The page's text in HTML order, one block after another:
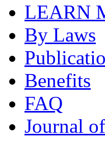
LEARN
By Laws
Benefits
FAQ
Journal